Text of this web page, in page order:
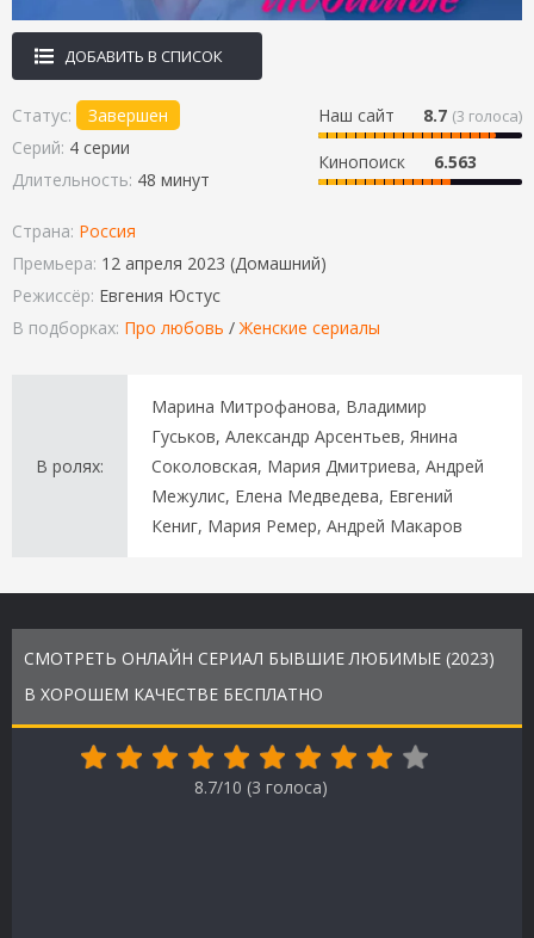
ДОБАВИТЬ В СПИСОК
Наш сайт 8.7 (3 голоса)
Кинопоиск 6.563
Статус:
Завершен
Серий: 4 серии
Длительность: 48 минут
Страна: Россия
Премьера: 12 апреля 2023 (Домашний)
Режиссёр: Евгения Юстус
В подборках: Про любовь / Женские сериалы
В ролях:
Марина Митрофанова, Владимир
Гуськов, Александр Арсентьев, Янина
Соколовская, Мария Дмитриева, Андрей
Межулис, Елена Медведева, Евгений
Кениг, Мария Ремер, Андрей Макаров
СМОТРЕТЬ ОНЛАЙН СЕРИАЛ БЫВШИЕ ЛЮБИМЫЕ (2023)
В ХОРОШЕМ КАЧЕСТВЕ БЕСПЛАТНО
8.7/10 (3 голоса)